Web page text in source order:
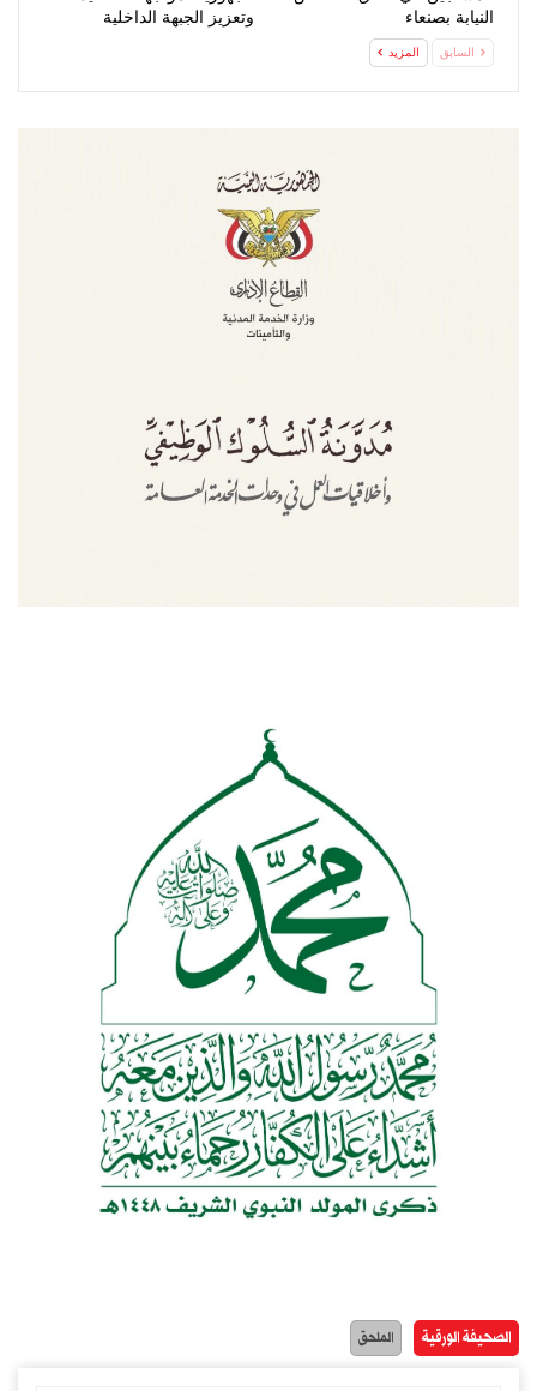
النيابة بصنعاء
وتعزيز الجبهة الداخلية
السابق المزيد
الصحيفة الورقية الملحق